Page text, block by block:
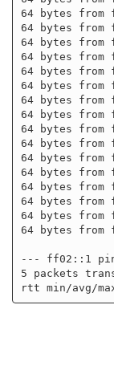
64 bytes from
64 bytes from
64 bytes from
64 bytes from
64 bytes from
64 bytes from
64 bytes from
64 bytes from
64 bytes from
64 bytes from
64 bytes from
64 bytes from
64 bytes from
64 bytes from
64 bytes from
64 bytes from
--- ff02::1
5 packets